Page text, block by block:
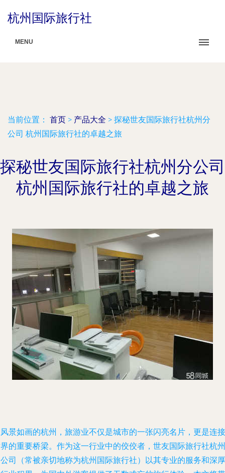
杭州国际旅行社
MENU
当前位置： 首页 > 产品大全 > 探秘世友国际旅行社杭州分
公司 杭州国际旅行社的卓越之旅
探秘世友国际旅行社杭州分公司
杭州国际旅行社的卓越之旅
景如画的杭州，旅游业不仅是城市的一张闪亮名片，更是连接
的重要桥梁。作为这一行业中的佼佼者，世友国际旅行社杭州
司（常被亲切地称为杭州国际旅行社）以其专业的服务和深厚